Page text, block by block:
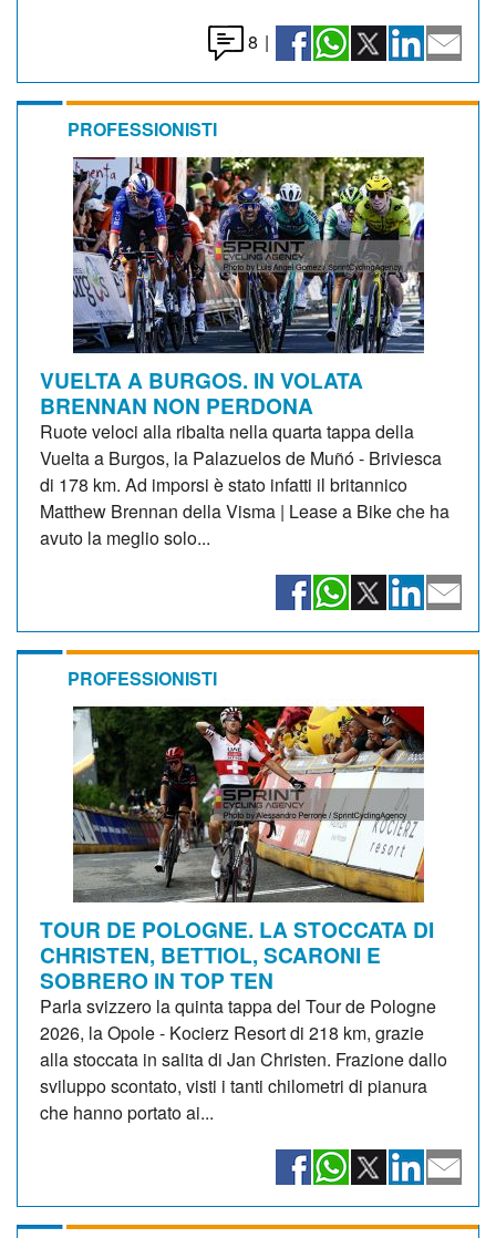
8 |
PROFESSIONISTI
VUELTA A BURGOS. IN VOLATA
BRENNAN NON PERDONA
Ruote veloci alla ribalta nella quarta tappa della
Vuelta a Burgos, la Palazuelos de Muñó - Briviesca
di 178 km. Ad imporsi è stato infatti il britannico
Matthew Brennan della Visma | Lease a Bike che ha
avuto la meglio solo...
PROFESSIONISTI
TOUR DE POLOGNE. LA STOCCATA DI
CHRISTEN, BETTIOL, SCARONI E
SOBRERO IN TOP TEN
Parla svizzero la quinta tappa del Tour de Pologne
2026, la Opole - Kocierz Resort di 218 km, grazie
alla stoccata in salita di Jan Christen. Frazione dallo
sviluppo scontato, visti i tanti chilometri di pianura
che hanno portato ai...